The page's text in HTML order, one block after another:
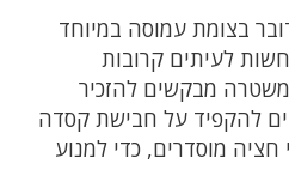
בצומת עמוסה במיוחד
לעיתים קרובות
מבקשים להזכיר
להקפיד על חבישת קסדה
מוסדרים, כדי למנוע